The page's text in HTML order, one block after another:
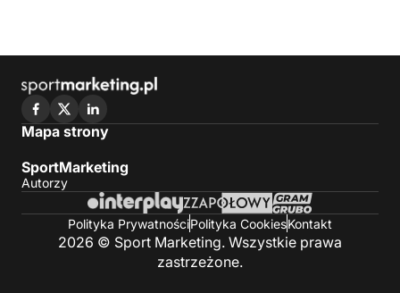
Mapa strony
SportMarketing
Autorzy
Polityka PrywatnościPolityka CookiesKontakt
2026 © Sport Marketing. Wszystkie prawa
zastrzeżone.